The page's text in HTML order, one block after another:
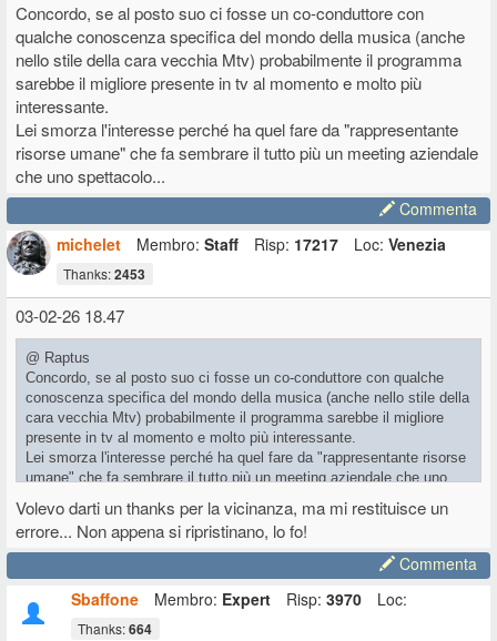
Concordo, se al posto suo ci fosse un co-conduttore con
qualche conoscenza specifica del mondo della musica (anche
nello stile della cara vecchia Mtv) probabilmente il programma
sarebbe il migliore presente in tv al momento e molto più
interessante.
Lei smorza l'interesse perché ha quel fare da "rappresentante
risorse umane" che fa sembrare il tutto più un meeting aziendale
che uno spettacolo...
Commenta
michelet
Membro: Staff Risp: 17217 Loc: Venezia
Thanks:2453
03-02-26 18.47
@ Raptus
Concordo, se al posto suo ci fosse un co-conduttore con qualche
conoscenza specifica del mondo della musica (anche nello stile della
cara vecchia Mtv) probabilmente il programma sarebbe il migliore
presente in tv al momento e molto più interessante.
Lei smorza l'interesse perché ha quel fare da "rappresentante risorse
umane" che fa sembrare il tutto più un meeting aziendale che uno
Volevo darti un thanks per la vicinanza, ma mi restituisce un
errore... Non appena si ripristinano, lo fo!
Commenta
Sbaffone
Membro: Expert Risp: 3970 Loc:
Thanks:664